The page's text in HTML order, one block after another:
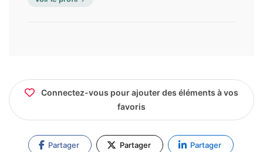
Connectez-vous pour ajouter des éléments à vos
favoris
Partager Partager Partager